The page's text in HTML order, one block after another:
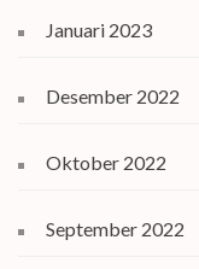
Januari 2023
Desember 2022
Oktober 2022
September 2022